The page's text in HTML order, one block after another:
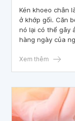
Kén khoeo chân
ở khớp gối. Căn
nó lại có thể gây
hàng ngày của
Xem thêm